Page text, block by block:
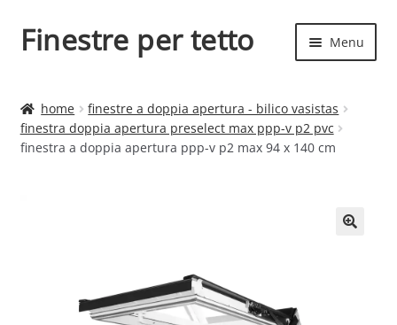
Vai
alla
Vai
alFinestre per tetto Menu
Finestre
home
finestre a doppia apertura - bilico vasistas
finestra doppia apertura preselect max ppp-v p2 pvc
finestra a doppia apertura ppp-v p2 max 94 x 140 cm